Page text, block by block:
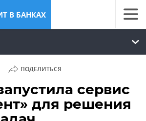
В БАНКАХ
ПОДЕЛИТЬСЯ
сервис
для решения